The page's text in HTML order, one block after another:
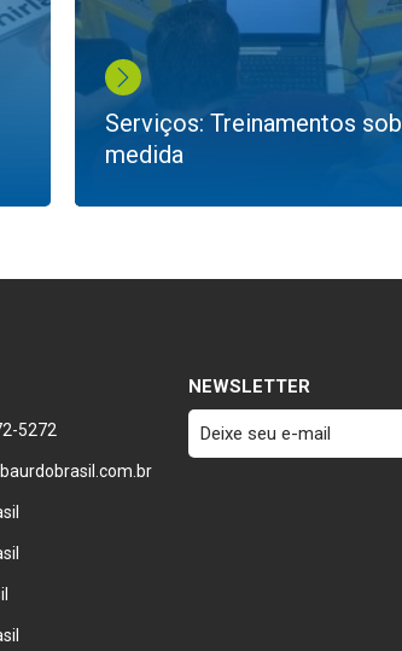
Serviços: Treinamentos sob
medida
5272
NEWSLETTER